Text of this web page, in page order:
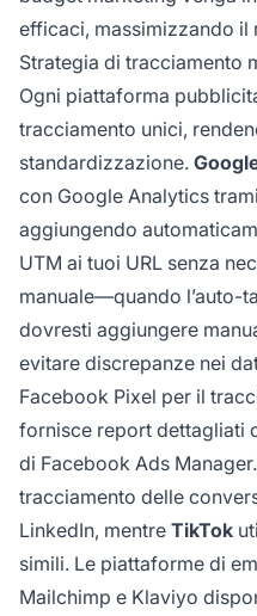
efficaci, massimizzando il
Strategia di tracciamento
Ogni piattaforma
tracciamento unici,
standardizzazione.
con Google Analytics
aggiungendo
UTM ai tuoi URL senza
manuale—quando l’auto-
dovresti aggiungere
evitare discrepanze nei
Facebook Pixel per il
fornisce report dettagliati
di Facebook Ads Manager.
tracciamento delle
LinkedIn, mentre TikTok
simili. Le piattaforme di
Mailchimp e Klaviyo